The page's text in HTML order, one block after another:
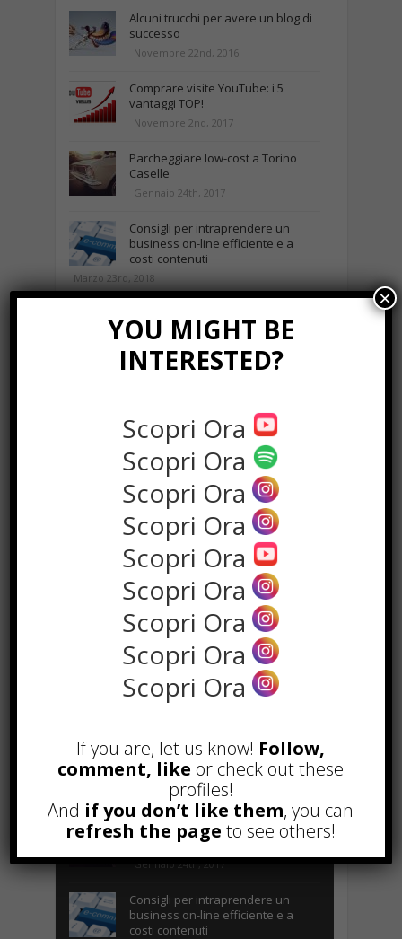
Alcuni trucchi per avere un blog di
successo
Novembre 22nd, 2016
Comprare visite YouTube: i 5
vantaggi TOP!
Novembre 2nd, 2017
Parcheggiare low-cost a Torino
Caselle
Gennaio 24th, 2017
Consigli per intraprendere un
business on-line efficiente e a
costi contenuti
Marzo 23rd, 2018
NEWS IN UNA FOTO
POPOLARI
Alcuni trucchi per avere un blog di
successo
Comprare visite YouTube: i 5
vantaggi TOP!
Novembre 2nd, 2017
Parcheggiare low-cost a Torino
Gennaio 24th, 2017
Consigli per intraprendere un
business on-line efficiente e a
costi contenuti
YOU MIGHT BE
INTERESTED?
Scopri Ora
Scopri Ora
Scopri Ora
Scopri Ora
Scopri Ora
Scopri Ora
Scopri Ora
Scopri Ora
Scopri Ora
If you are, let us know! Follow,
comment, like or check out these
profiles!
And if you don’t like them, you can
refresh the page to see others!
×